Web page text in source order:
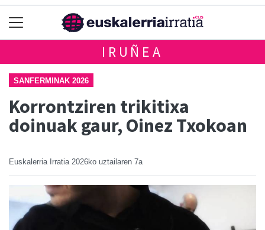
IRUÑEA
SANFERMINAK 2026
Korrontziren trikitixa
doinuak gaur, Oinez Txokoan
Euskalerria Irratia 2026ko uztailaren 7a